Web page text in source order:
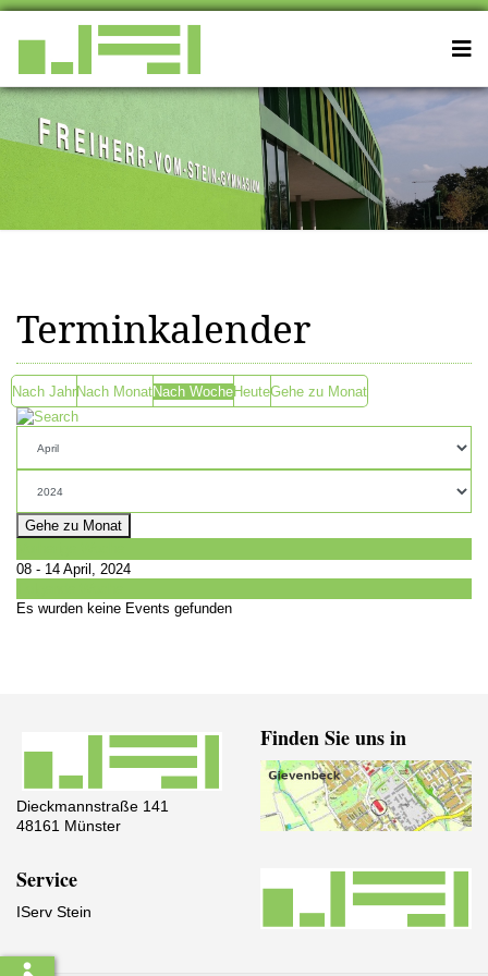
Terminkalender
Nach JahrNach MonatNach WocheHeuteGehe zu Monat
Gehe zu Monat
08 - 14 April, 2024
Es wurden keine Events gefunden
Dieckmannstraße 141
48161 Münster
Finden Sie uns in
Service
IServ Stein